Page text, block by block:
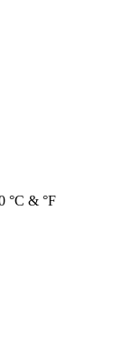
°C & °F